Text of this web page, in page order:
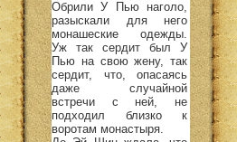
Обрили У Пью наголо,
разыскали для него
монашеские одежды.
Уж так сердит был У
Пью на свою жену, так
сердит, что, опасаясь
даже случайной
встречи с ней, не
подходил близко к
воротам монастыря.